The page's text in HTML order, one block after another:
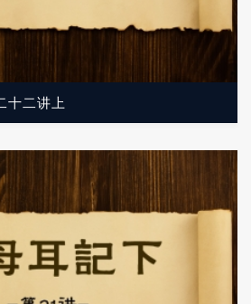
十二讲上